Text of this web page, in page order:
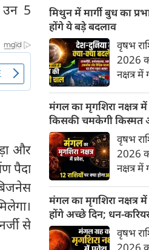
उन 5
और
पैदा
से
जाए। वे
रखी।
गहराई
मिथुन में मार्गी बुध का
होंगे ये बड़े बदलाव
वृषभ
2026
नक्षत्र
में एक
है- बुध
में सीधे
बुद्धि
चाल
सोच,
भी बदल
मंगल का मृगशिरा नक्षत्र
किसकी चमकेगी किस्मत
सावधान?
वृषभ
2026
नक्षत्र
तक किन
किनके
में मंगल
मंगल का मृगशिरा नक्षत्र
होंगे अच्छे दिन; धन-
लाभ
वृषभ